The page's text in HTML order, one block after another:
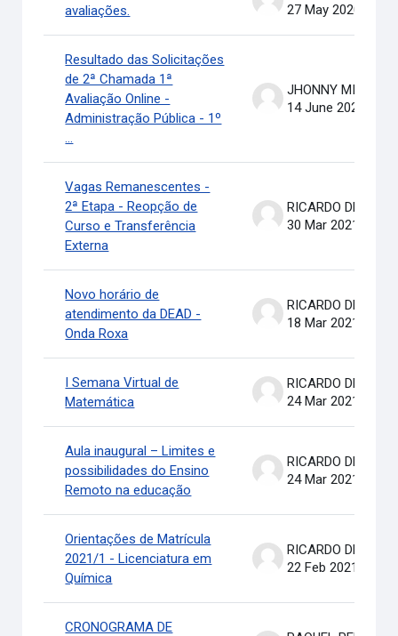
avaliações.
27 May 2020
Resultado das Solicitações
de 2ª Chamada 1ª
Avaliação Online -
Administração Pública - 1º
...
14 June 2021
Vagas Remanescentes -
2ª Etapa - Reopção de
Curso e Transferência
Externa
30 Mar 2021
Novo horário de
atendimento da DEAD -
Onda Roxa
18 Mar 2021
I Semana Virtual de
Matemática
24 Mar 2021
Aula inaugural – Limites e
possibilidades do Ensino
Remoto na educação
24 Mar 2021
Orientações de Matrícula
2021/1 - Licenciatura em
Química
22 Feb 2021
CRONOGRAMA DE